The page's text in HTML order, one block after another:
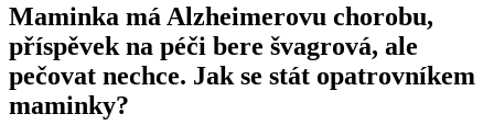
Maminka má Alzheimerovu chorobu,
příspěvek na péči bere švagrová, ale
pečovat nechce. Jak se stát opatrovníkem
maminky?